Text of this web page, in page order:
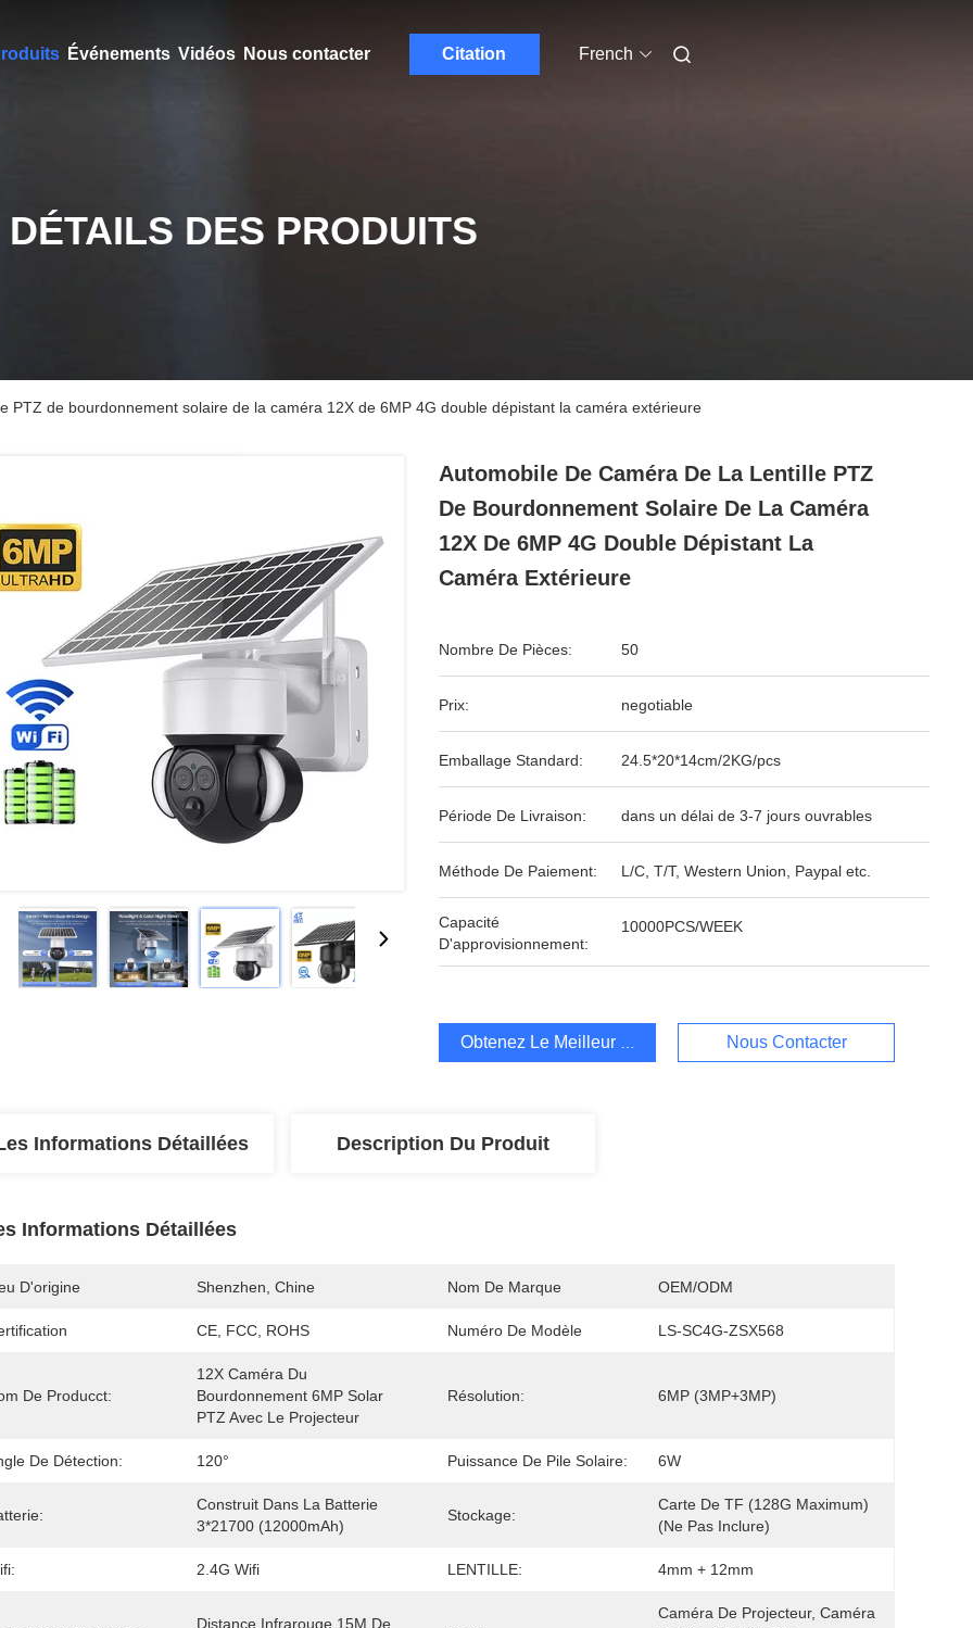
Événements Vidéos Nous contacter Citation French
DÉTAILS DES PRODUITS
PTZ de bourdonnement solaire de la caméra 12X de 6MP 4G double dépistant la caméra extérieure
Automobile De Caméra De La Lentille PTZ
De Bourdonnement Solaire De La Caméra
12X De 6MP 4G Double Dépistant La
Caméra Extérieure
Nombre De Pièces: 50
Prix: negotiable
Emballage Standard: 24.5*20*14cm/2KG/pcs
Période De Livraison: dans un délai de 3-7 jours ouvrables
Méthode De Paiement: L/C, T/T, Western Union, Paypal etc.
Capacité
D'approvisionnement:
10000PCS/WEEK
Obtenez Le Meilleur Prix Nous Contacter
Informations Détaillées Description Du Produit
Informations Détaillées
D'origine Shenzhen, Chine Nom De Marque OEM/ODM
CE, FCC, ROHS Numéro De Modèle LS-SC4G-ZSX568
De Producct:
12X Caméra Du
Bourdonnement 6MP Solar
PTZ Avec Le Projecteur
Résolution: 6MP (3MP+3MP)
De Détection: 120° Puissance De Pile Solaire: 6W
Construit Dans La Batterie
3*21700 (12000mAh)
Stockage:
Carte De TF (128G Maximum)
(ne Pas Inclure)
2.4G Wifi LENTILLE: 4mm + 12mm
Distance Infrarouge 15M De
Caméra De Projecteur, Caméra